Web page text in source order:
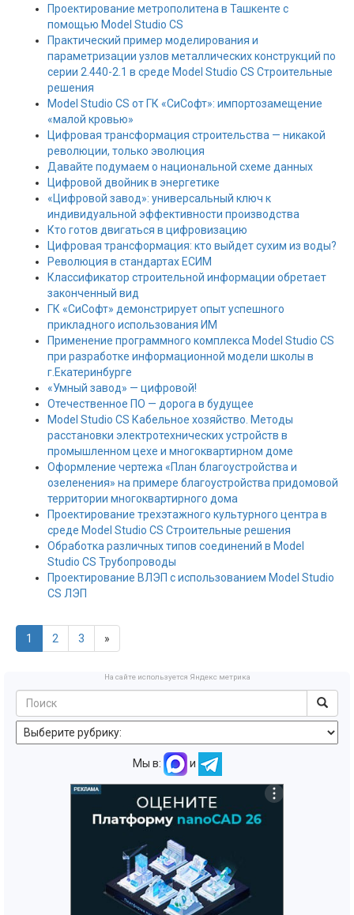
Проектирование метрополитена в Ташкенте с
помощью Model Studio CS
Практический пример моделирования и
параметризации узлов металлических конструкций по
серии 2.440-2.1 в среде Model Studio CS Строительные
решения
Model Studio CS от ГК «СиСофт»: импортозамещение
«малой кровью»
Цифровая трансформация строительства — никакой
революции, только эволюция
Давайте подумаем о национальной схеме данных
Цифровой двойник в энергетике
«Цифровой завод»: универсальный ключ к
индивидуальной эффективности производства
Кто готов двигаться в цифровизацию
Цифровая трансформация: кто выйдет сухим из воды?
Революция в стандартах ЕСИМ
Классификатор строительной информации обретает
законченный вид
ГК «СиСофт» демонстрирует опыт успешного
прикладного использования ИМ
Применение программного комплекса Model Studio CS
при разработке информационной модели школы в
г.Екатеринбурге
«Умный завод» — цифровой!
Отечественное ПО — дорога в будущее
Model Studio CS Кабельное хозяйство. Методы
расстановки электротехнических устройств в
промышленном цехе и многоквартирном доме
Оформление чертежа «План благоустройства и
озеленения» на примере благоустройства придомовой
территории многоквартирного дома
Проектирование трехэтажного культурного центра в
среде Model Studio CS Строительные решения
Обработка различных типов соединений в Model
Studio CS Трубопроводы
Проектирование ВЛЭП с использованием Model Studio
CS ЛЭП
1 2 3 »
На сайте используется Яндекс метрика
Мы в: и